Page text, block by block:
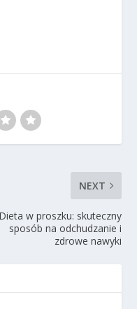
NEXT
Dieta w proszku: skuteczny
sposób na odchudzanie i
zdrowe nawyki